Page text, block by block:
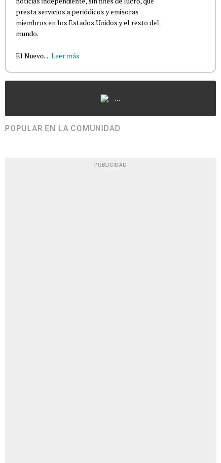
presta servicios a periódicos y emisoras
miembros en los Estados Unidos y el resto del
mundo.
El Nuevo... Leer más
...
POPULAR EN LA COMUNIDAD
PUBLICIDAD